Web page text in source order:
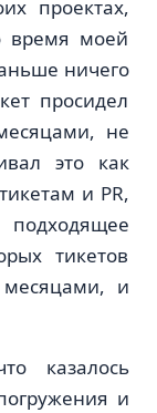
проектах,
время моей
ничего
просидел
не
это как
и PR,
тикетов
месяцами, и
казалось
и